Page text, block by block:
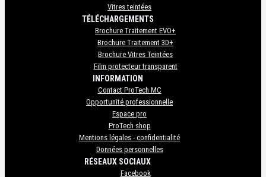
Vitres teintées
TÉLÉCHARGEMENTS
Brochure Traitement EVO+
Brochure Traitement 3D+
Brochure Vitres Teintées
Film protecteur transparent
INFORMATION
Contact ProTech MC
Opportunité professionnelle
Espace pro
ProTech shop
Mentions légales - confidentialité
Données personnelles
RÉSEAUX SOCIAUX
Facebook